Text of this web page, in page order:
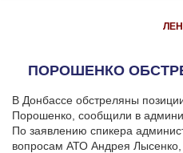
ПОРОШЕНКО
В Донбассе обстреляны
Порошенко, сообщили в
По заявлению спикера
вопросам АТО Андрея Лысенко,